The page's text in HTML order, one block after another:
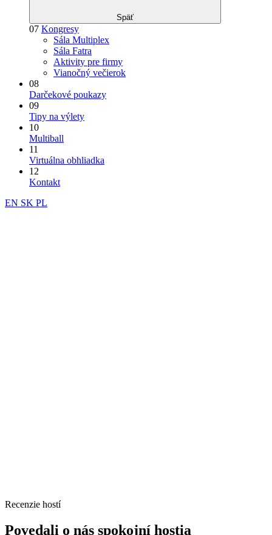
Späť
07 Kongresy
Sála Multiplex
Sála Fatra
Aktivity pre firmy
Vianočný večierok
08
Darčekové poukazy
09
Tipy na výlety
10
Multiball
11
Virtuálna obhliadka
12
Kontakt
EN SK PL
Recenzie hostí
Povedali o nás spokojní hostia